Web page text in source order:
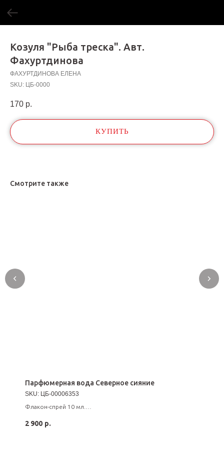
Козуля "Рыба треска". Авт.
Фахуртдинова
ФАХУРТДИНОВА ЕЛЕНА
SKU: ЦБ-0000
170 р.
КУПИТЬ
Смотрите также
Парфюмерная вода Северное сияние
SKU: ЦБ-00006353
Флакон-спрей 10 мл.
2 900 р.